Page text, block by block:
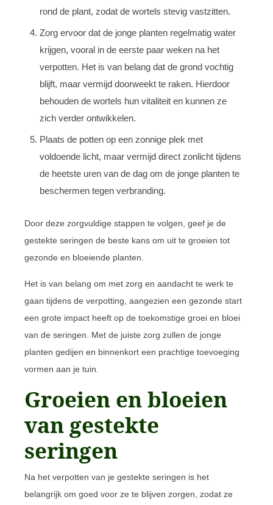
rond de plant, zodat de wortels stevig vastzitten.
Zorg ervoor dat de jonge planten regelmatig water
krijgen, vooral in de eerste paar weken na het
verpotten. Het is van belang dat de grond vochtig
blijft, maar vermijd doorweekt te raken. Hierdoor
behouden de wortels hun vitaliteit en kunnen ze
zich verder ontwikkelen.
Plaats de potten op een zonnige plek met
voldoende licht, maar vermijd direct zonlicht tijdens
de heetste uren van de dag om de jonge planten te
beschermen tegen verbranding.
Door deze zorgvuldige stappen te volgen, geef je de
gestekte seringen de beste kans om uit te groeien tot
gezonde en bloeiende planten.
Het is van belang om met zorg en aandacht te werk te
gaan tijdens de verpotting, aangezien een gezonde start
een grote impact heeft op de toekomstige groei en bloei
van de seringen. Met de juiste zorg zullen de jonge
planten gedijen en binnenkort een prachtige toevoeging
vormen aan je tuin.
Groeien en bloeien
van gestekte
seringen
Na het verpotten van je gestekte seringen is het
belangrijk om goed voor ze te blijven zorgen, zodat ze